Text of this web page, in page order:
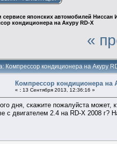
японских автомобилей
кондиционера на Акуру RD-X
«
Компрессор кондиционера на Акуру
Компрессор кондиционера на
« : 13 Сентября 2013, 12:36:16 »
дня, скажите пожалуйста может,
с двигателем 2.4 на RD-X 2008 г?